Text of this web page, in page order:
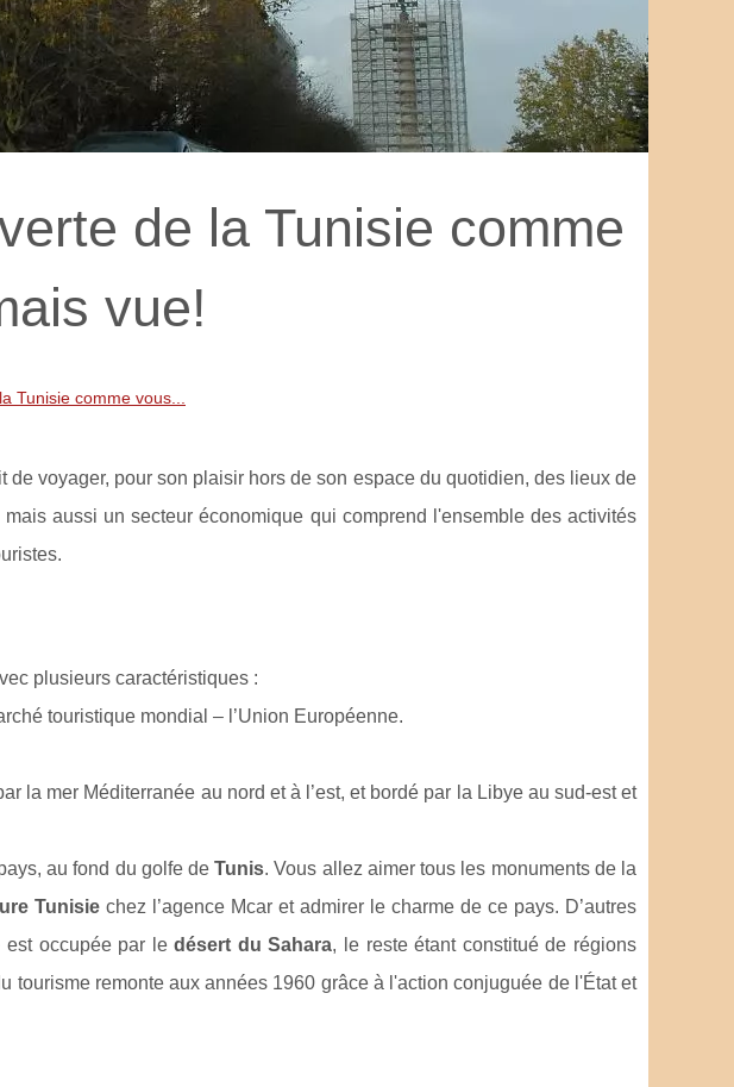
de la Tunisie comme
vue!
Tunisie comme vous...
de voyager, pour son plaisir hors de son espace du quotidien, des lieux de
aussi un secteur économique qui comprend l'ensemble des activités
plusieurs caractéristiques :
touristique mondial – l’Union Européenne.
la mer Méditerranée au nord et à l’est, et bordé par la Libye au sud-est et
au fond du golfe deTunis. Vous allez aimer tous les monuments de la
Tunisie chez l’agence Mcar et admirer le charme de ce pays. D’autres
est occupée par ledésert du Sahara, le reste étant constitué de régions
tourisme remonte aux années 1960 grâce à l'action conjuguée de l'État et